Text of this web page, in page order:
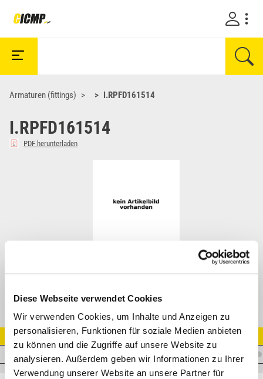
Diese Webseite verwendet Cookies
Wir verwenden Cookies, um Inhalte und Anzeigen zu
personalisieren, Funktionen für soziale Medien anbieten
zu können und die Zugriffe auf unsere Website zu
analysieren. Außerdem geben wir Informationen zu Ihrer
Verwendung unserer Website an unsere Partner für
Armaturen (fittings) I.RPFD161514
I.RPFD161514
PDF herunterladen
Artikel Nr.
I.RPFD161514